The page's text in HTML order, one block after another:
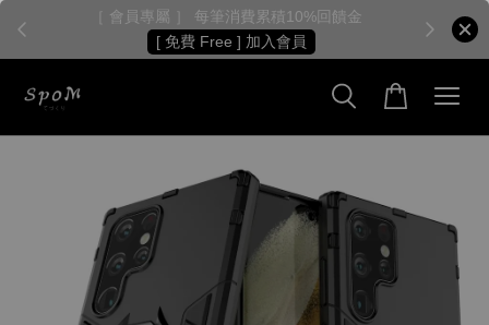
［ 會員專屬 ］ 每筆消費累積10%回饋金
[ 免費 Free ] 加入會員